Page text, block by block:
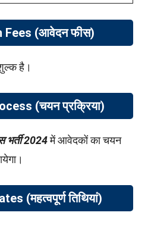
Fees (आवेदन फीस)
है।
(चयन प्रक्रिया)
2024में आवेदकों का चयन
(महत्वपूर्ण तिथियां)